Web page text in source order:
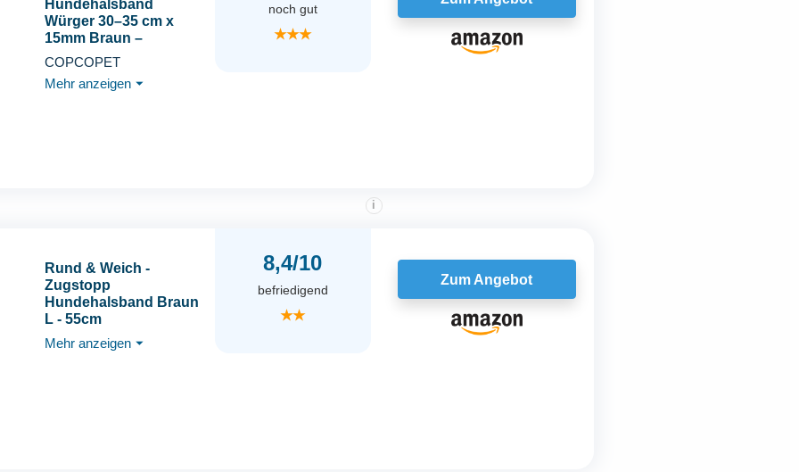
Hundehalsband
Würger 30–35 cm x
15mm Braun –
Geflochtenes Halsband
mit Zugstopp &
verchromtem Ring –
COPCOPET
Mehr anzeigen ⏷
noch gut
★★★
Rund & Weich -
Zugstopp
Hundehalsband Braun
L - 55cm
Lederhalsband mit
Zugbegrenzung und
Mehr anzeigen ⏷
8,4/10
i
befriedigend
★★
Zum Angebot